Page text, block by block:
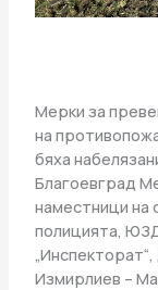
Мерки за
на
бяха
Благоевград
наместници на
полицията,
Измирлиев –